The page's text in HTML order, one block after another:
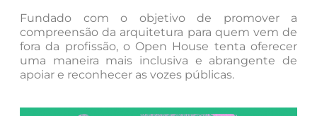
Fundado com o objetivo de promover a
compreensão da arquitetura para quem vem de
fora da profissão, o Open House tenta oferecer
uma maneira mais inclusiva e abrangente de
apoiar e reconhecer as vozes públicas.